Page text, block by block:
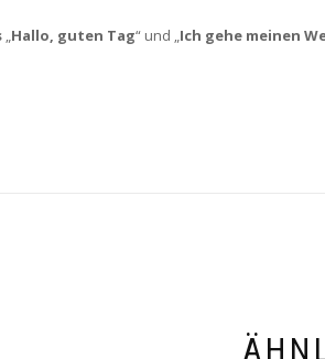
„Hallo, guten Tag“ und „Ich gehe meinen